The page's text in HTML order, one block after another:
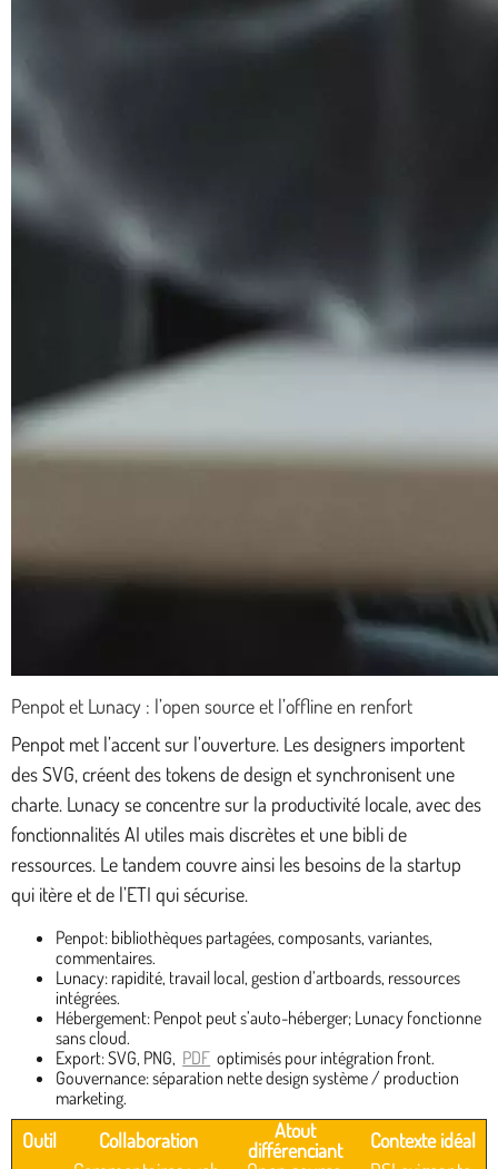
Penpot et Lunacy : l’open source et l’offline en renfort
Penpot met l’accent sur l’ouverture. Les designers importent
des SVG, créent des tokens de design et synchronisent une
charte. Lunacy se concentre sur la productivité locale, avec des
fonctionnalités AI utiles mais discrètes et une bibli de
ressources. Le tandem couvre ainsi les besoins de la startup
qui itère et de l’ETI qui sécurise.
Penpot: bibliothèques partagées, composants, variantes,
commentaires.
Lunacy: rapidité, travail local, gestion d’artboards, ressources
intégrées.
Hébergement: Penpot peut s’auto-héberger; Lunacy fonctionne
sans cloud.
Export: SVG, PNG, PDF optimisés pour intégration front.
Gouvernance: séparation nette design système / production
marketing.
Outil Collaboration
Atout
différenciant
Contexte idéal